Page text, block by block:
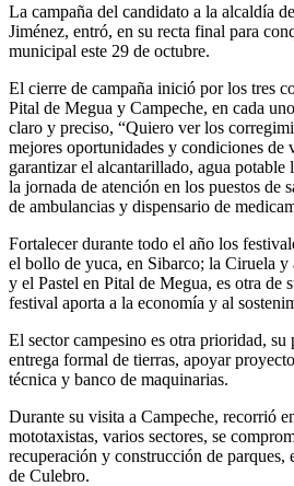
La campaña del candidato a la alcaldía
Jiménez, entró, en su recta final para
municipal este 29 de octubre.
El cierre de campaña inició por los tres
Pital de Megua y Campeche, en cada
claro y preciso, “Quiero ver los
mejores oportunidades y condiciones de
garantizar el alcantarillado, agua potable
la jornada de atención en los puestos de
de ambulancias y dispensario de
Fortalecer durante todo el año los
el bollo de yuca, en Sibarco; la Ciruela y
y el Pastel en Pital de Megua, es otra de
festival aporta a la economía y al
El sector campesino es otra prioridad, su
entrega formal de tierras, apoyar
técnica y banco de maquinarias.
Durante su visita a Campeche, recorrió
mototaxistas, varios sectores, se
recuperación y construcción de parques,
de Culebro.